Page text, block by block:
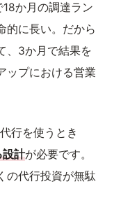
か月の調達ラン
的に長い。だから
、3か月で結果を
プにおける営業
行を使うとき
設計が必要です。
の代行投資が無駄